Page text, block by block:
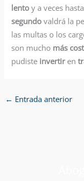
lento y a veces
segundo valdrá la
las multas o los
son mucho más
pudiste invertiren
← Entrada anterior